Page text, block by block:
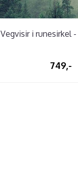
Vegvisir i runesirkel
749,-